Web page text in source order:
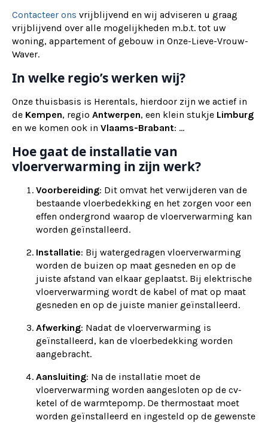
Contacteer ons vrijblijvend en wij adviseren u graag
vrijblijvend over alle mogelijkheden m.b.t. tot uw
woning, appartement of gebouw in Onze-Lieve-Vrouw-
Waver.
In welke regio’s werken wij?
Onze thuisbasis is Herentals, hierdoor zijn we actief in
de Kempen, regio Antwerpen, een klein stukje Limburg
en we komen ook in Vlaams-Brabant: ...
Hoe gaat de installatie van
vloerverwarming in zijn werk?
Voorbereiding: Dit omvat het verwijderen van de
bestaande vloerbedekking en het zorgen voor een
effen ondergrond waarop de vloerverwarming kan
worden geïnstalleerd.
Installatie: Bij watergedragen vloerverwarming
worden de buizen op maat gesneden en op de
juiste afstand van elkaar geplaatst. Bij elektrische
vloerverwarming wordt de kabel of mat op maat
gesneden en op de juiste manier geïnstalleerd.
Afwerking: Nadat de vloerverwarming is
geïnstalleerd, kan de vloerbedekking worden
aangebracht.
Aansluiting: Na de installatie moet de
vloerverwarming worden aangesloten op de cv-
ketel of de warmtepomp. De thermostaat moet
worden geïnstalleerd en ingesteld op de gewenste